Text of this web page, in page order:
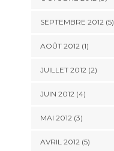
SEPTEMBRE 2012(5)
AOÛT 2012(1)
JUILLET 2012(2)
JUIN 2012(4)
MAI 2012(3)
AVRIL 2012(5)